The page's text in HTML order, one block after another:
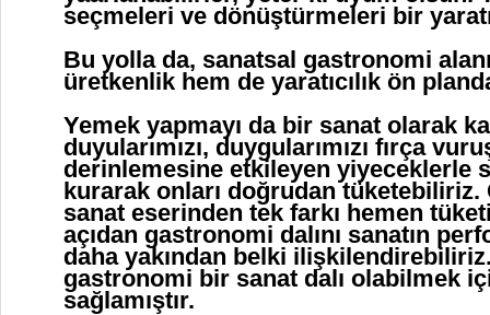
seçmeleri ve dönüştürmeleri bir
Bu yolla da, sanatsal gastronomi
üretkenlik hem de yaratıcılık ön
Yemek yapmayı da bir sanat olarak
duyularımızı, duygularımızı fırça
derinlemesine etkileyen yiyeceklerle
kurarak onları doğrudan
sanat eserinden tek farkı hemen
açıdan gastronomi dalını sanatın
daha yakından belki ilişkilendirebiliriz.
gastronomi bir sanat dalı olabilmek
sağlamıştır.